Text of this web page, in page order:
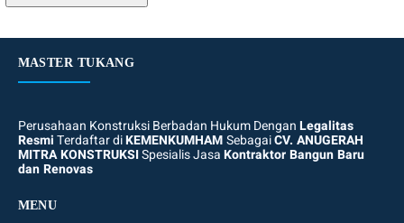
MASTER TUKANG
Perusahaan Konstruksi Berbadan Hukum DenganLegalitas
ResmiTerdaftar diKEMENKUMHAMSebagaiCV. ANUGERAH
MITRA KONSTRUKSISpesialis JasaKontraktor Bangun Baru
dan Renovas
MENU